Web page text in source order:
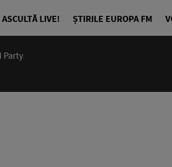
ASCULTĂ LIVE! ȘTIRILE EUROPA FM
Party